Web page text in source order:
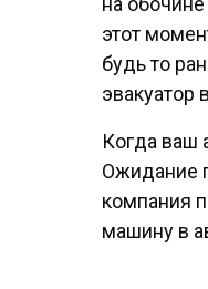
этот
будь то
эвакуатор
Когда ваш
Ожидание
компания
машину в